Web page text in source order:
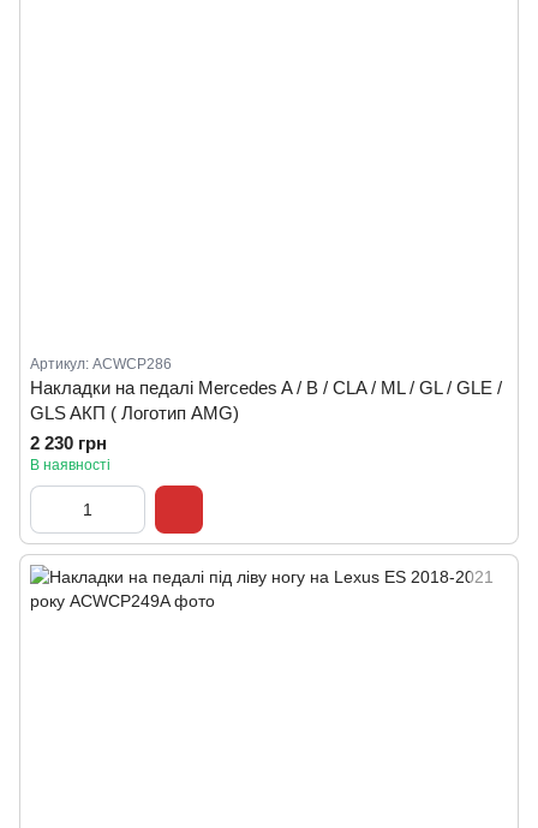
Артикул: ACWCP286
Накладки на педалі Mercedes A / B / CLA / ML / GL / GLE /
GLS AКП ( Логотип AMG)
2 230 грн
В наявності